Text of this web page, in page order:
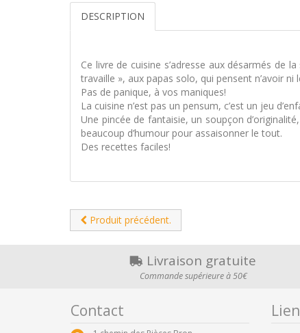
DESCRIPTION
Ce livre de cuisine s’adresse aux désarmés de
travaille », aux papas solo, qui pensent n’avoir
Pas de panique, à vos maniques!
La cuisine n’est pas un pensum, c’est un jeu
Une pincée de fantaisie, un soupçon
beaucoup d’humour pour assaisonner le tout.
Des recettes faciles!
Produit précédent.
Livraison gratuite
Commande supérieure à 50€
Contact